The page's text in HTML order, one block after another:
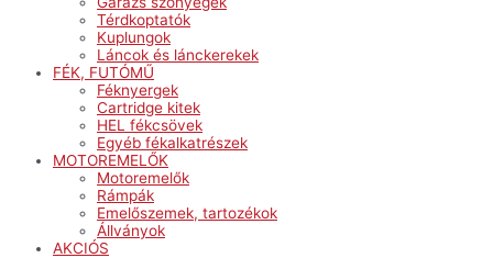
Térdkoptatók
Kuplungok
Láncok és lánckerekek
FÉK, FUTÓMŰ
Féknyergek
Cartridge kitek
HEL fékcsövek
Egyéb fékalkatrészek
MOTOREMELŐK
Motoremelők
Rámpák
Emelőszemek, tartozékok
Állványok
AKCIÓS